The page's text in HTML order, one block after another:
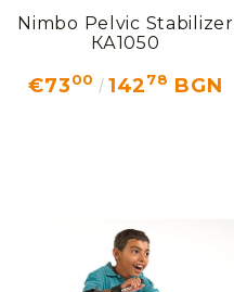
Nimbo Pelvic Stabilizer
КА1050
€7300 14278 BGN